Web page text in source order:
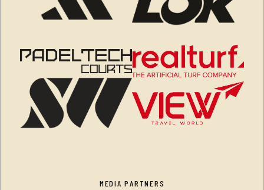
MEDIA PARTNERS